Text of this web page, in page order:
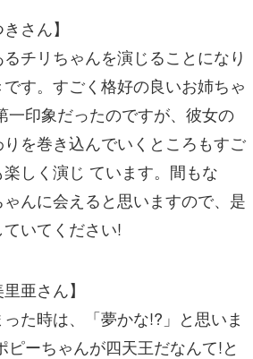
さん】
チリちゃんを演じることになり
す。すごく格好の良いお姉ちゃ
一印象だったのですが、彼女の
を巻き込んでいくところもすご
しく演じ ています。間もな
んに会えると思いますので、是
いてください!
亜さん】
た時は、「夢かな!?」と思いま
ピーちゃんが四天王だなんて!と